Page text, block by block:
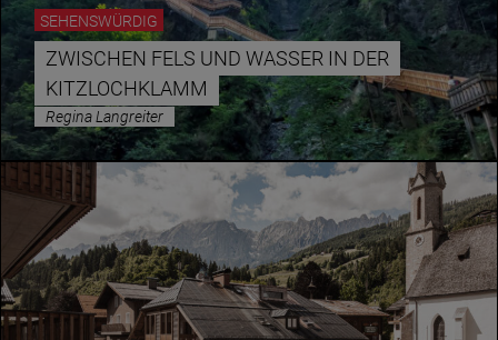
SEHENSWÜRDIG
ZWISCHEN FELS UND WASSER IN DER
KITZLOCHKLAMM
Regina Langreiter